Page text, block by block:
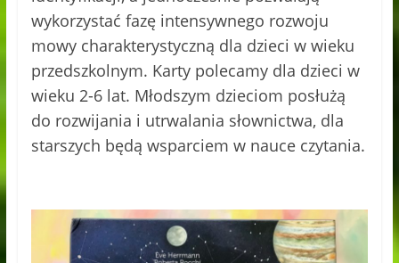
wykorzystać fazę intensywnego rozwoju
mowy charakterystyczną dla dzieci w wieku
przedszkolnym. Karty polecamy dla dzieci w
wieku 2-6 lat. Młodszym dzieciom posłużą
do rozwijania i utrwalania słownictwa, dla
starszych będą wsparciem w nauce czytania.